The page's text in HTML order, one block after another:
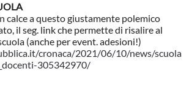
calce a questo giustamente polemico
il seg. link che permette di risalire al
(anche per event. adesioni!)
cronaca/2021/06/10/news/scuola
305342970/